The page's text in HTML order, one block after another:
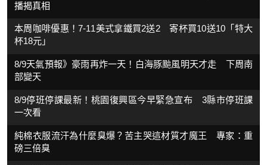
播揭真相
本周咖啡優惠！7-11美式拿鐵買2送2 寄杯買10送10「特大
杯18元」
8/9天氣預報》豪雨再炸一天！白海豚颱風明天才走 下周南
部變天
8/9停班停課最新！桃園復興區今早緊急宣布 3縣市停班課
一次看
純棉衣服流汗為什麼臭爆？苦主哭這材質才魔王 專家：重
磅三倍臭